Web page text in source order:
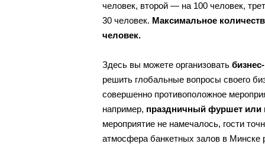
человек, второй — на 100 человек,
30 человек. Максимальное
человек.
Здесь вы можете организовать
решить глобальные вопросы своего
совершенно противоположное
например, праздничный фуршет
мероприятие не намечалось, гости
атмосфера банкетных залов в Минске